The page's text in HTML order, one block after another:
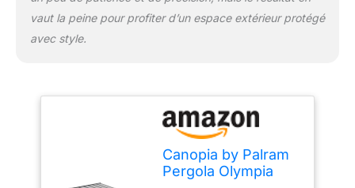
vaut la peine pour profiter d’un espace extérieur protégé
avec style.
Canopia by Palram
Pergola Olympia